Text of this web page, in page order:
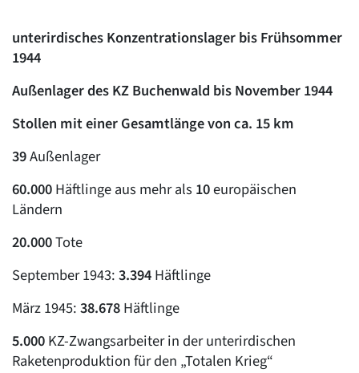
unterirdisches Konzentrationslager bis Frühsommer
1944
Außenlager des KZ Buchenwald bis November 1944
Stollen mit einer Gesamtlänge von ca. 15 km
39Außenlager
60.000Häftlinge aus mehr als 10europäischen
Ländern
20.000Tote
September 1943:3.394Häftlinge
März 1945:38.678Häftlinge
5.000KZ-Zwangsarbeiter in der unterirdischen
Raketenproduktion für den „Totalen Krieg“